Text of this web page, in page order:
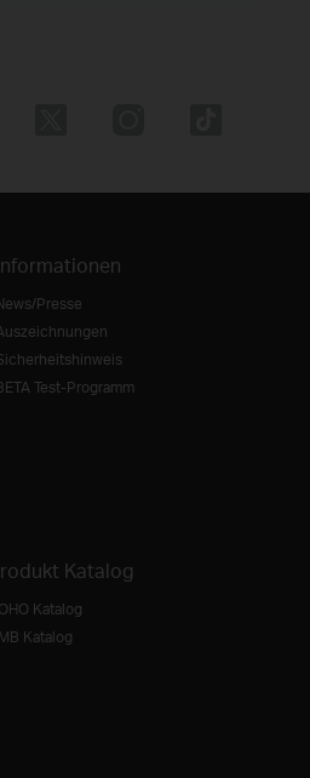
Presse
Test-Programm
Katalog
Katalog
Katalog